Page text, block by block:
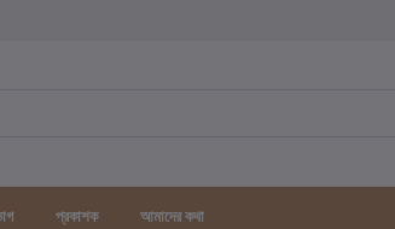
প্রকাশক আমাদের কথা